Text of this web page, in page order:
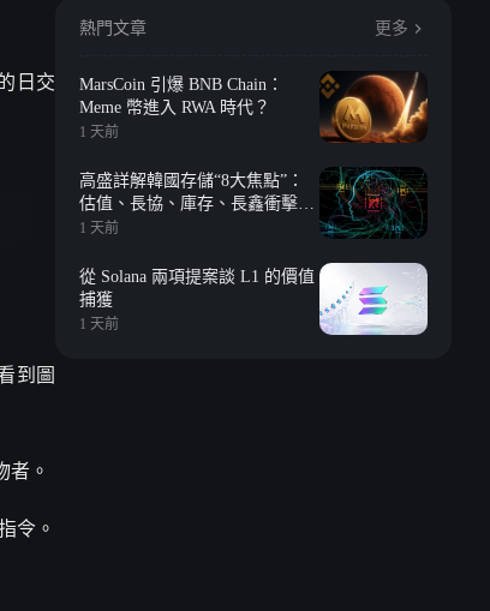
日交
到圖
。
令。
熱門文章 更多
MarsCoin 引爆 BNB Chain：
Meme 幣進入 RWA 時代？
1 天前
高盛詳解韓國存儲“8大焦點”：
估值、長協、庫存、長鑫衝擊、
回購等
1 天前
從 Solana 兩項提案談 L1 的價值
捕獲
1 天前